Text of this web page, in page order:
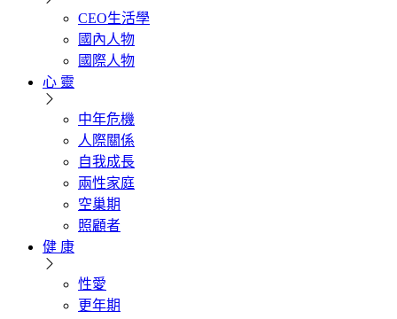
CEO生活學
國內人物
國際人物
心 靈
中年危機
人際關係
自我成長
兩性家庭
空巢期
照顧者
健 康
性愛
更年期